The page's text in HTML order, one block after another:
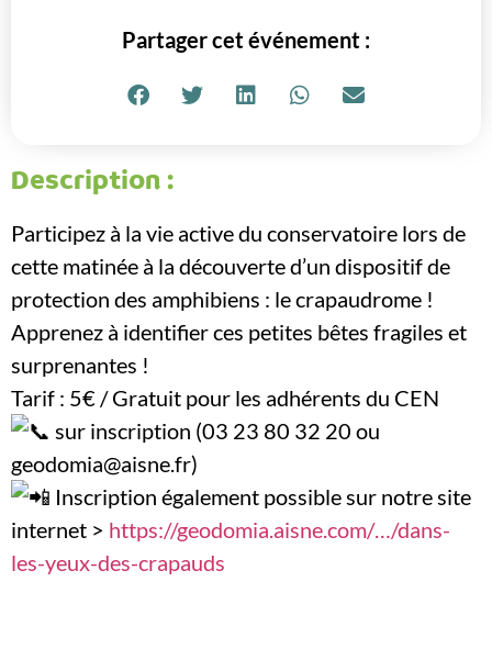
Partager cet événement :
Description :
Participez à la vie active du conservatoire lors de
cette matinée à la découverte d’un dispositif de
protection des amphibiens : le crapaudrome !
Apprenez à identifier ces petites bêtes fragiles et
surprenantes !
Tarif : 5€ / Gratuit pour les adhérents du CEN
sur inscription (03 23 80 32 20 ou
geodomia@aisne.fr)
Inscription également possible sur notre site
internet > https://geodomia.aisne.com/…/dans-
les-yeux-des-crapauds